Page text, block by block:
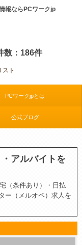
報ならPCワークjp
数：186件
スト
PCワークjpとは
公式ブログ
アルバイトを
（条件あり）・日払
ー（メルオペ）求人を